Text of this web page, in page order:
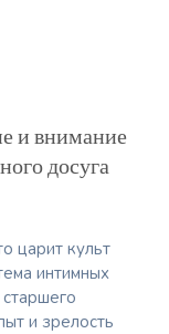
и внимание
досуга
царит культ
интимных
и зрелость